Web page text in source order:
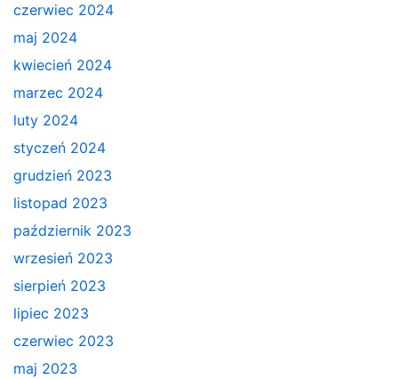
czerwiec 2024
maj 2024
kwiecień 2024
marzec 2024
luty 2024
styczeń 2024
grudzień 2023
listopad 2023
październik 2023
wrzesień 2023
sierpień 2023
lipiec 2023
czerwiec 2023
maj 2023